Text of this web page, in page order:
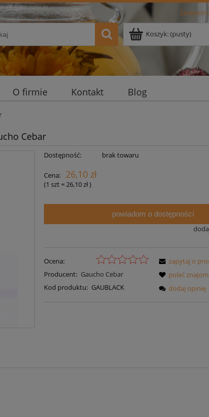
Koszyk:(pusty)
O firmie Kontakt Blog
Cebar
Dostępność: brak towaru
Cena: 26,10 zł
(1szt=26,10 zł)
powiadom o dostępności
Ocena:
Producent: Gaucho Cebar
Kod produktu: GAUBLACK
zapytaj o
poleć
dodaj opinię